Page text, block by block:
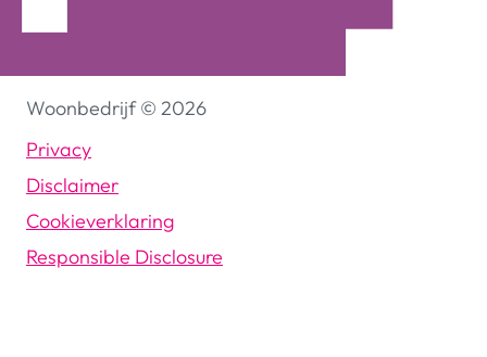
Woonbedrijf© 2026
Privacy
Disclaimer
Cookieverklaring
Responsible Disclosure